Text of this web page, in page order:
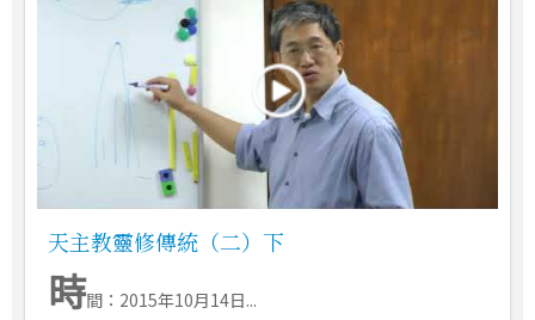
天主教靈修傳統（二）下
時間：2015年10月14日...